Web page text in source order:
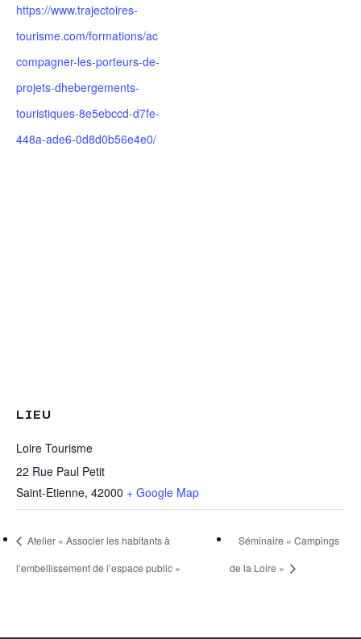
https://www.trajectoires-
tourisme.com/formations/ac
compagner-les-porteurs-de-
projets-dhebergements-
touristiques-8e5ebccd-d7fe-
448a-ade6-0d8d0b56e4e0/
LIEU
Loire Tourisme
22 Rue Paul Petit
Saint-Etienne, 42000 + Google Map
Atelier « Associer les habitants à
l’embellissement de l’espace public »
Séminaire « Campings
de la Loire »